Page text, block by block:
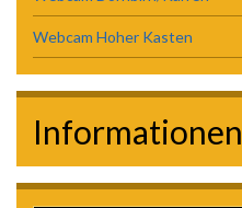
Webcam Hoher Kasten
Informationen